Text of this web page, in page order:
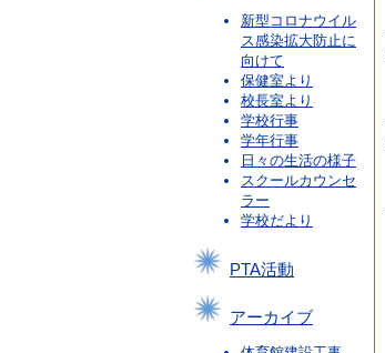
新型コロナウイル
ス感染拡大防止に
向けて
保健室より
校長室より
学校行事
学年行事
日々の生活の様子
スクールカウンセ
ラー
学校だより
PTA活動
アーカイブ